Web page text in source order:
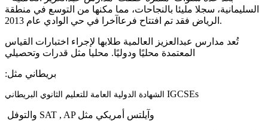
السليمانية، سجلا مليئا بالنجاحات، مما مكنها من التوسع في منطقة
الرياض فقد تم افتتاح فرعاآخرا في حي الوادي عام 2013.
تُعد مدارس عبدالعزيز العالمية طلابها لإجراء اختبارات القياس
المعتمدة محليًا ودوليًا. محليا مثل قدرات وتحصيلي
:بريطاني مثل
الشهادة الدولية العامة للتعليم الثانوي البريطاني IGCSEs
والتوفل SAT , AP وآيلتس أمريكي مثل